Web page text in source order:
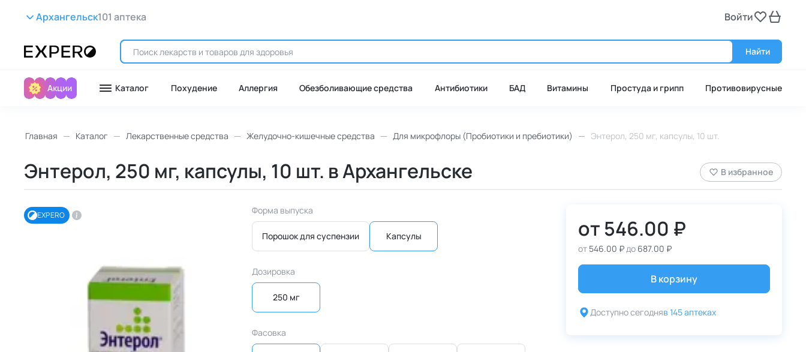
Архангельск101 аптека Войти
Найти
Акции Каталог Похудение Аллергия Обезболивающие средства Антибиотики БАД Витамины Простуда и грипп Противовирусные
Главная Каталог Лекарственные средства Желудочно-кишечные средства Для микрофлоры (Пробиотики и пребиотики) Энтерол, 250 мг, капсулы, 10 шт.
Энтерол, 250 мг, капсулы, 10 шт. в Архангельске В избранное
EXPERO Форма выпуска
Порошок для суспензии Капсулы
Дозировка
250 мг
Фасовка
от546.00 ₽
от 546.00 ₽до 687.00 ₽
В корзину
Доступно сегодняв 145 аптеках